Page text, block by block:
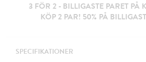
3 FÖR 2 - BILLIGASTE PARET PÅ
KÖP 2 PAR! 50% PÅ
SPECIFIKATIONER